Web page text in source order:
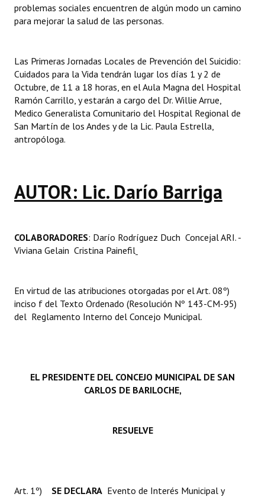
problemas sociales encuentren de algún modo un camino
para mejorar la salud de las personas.
Las Primeras Jornadas Locales de Prevención del Suicidio:
Cuidados para la Vida tendrán lugar los días 1 y 2 de
Octubre, de 11 a 18 horas, en el Aula Magna del Hospital
Ramón Carrillo, y estarán a cargo del Dr. Willie Arrue,
Medico Generalista Comunitario del Hospital Regional de
San Martín de los Andes y de la Lic. Paula Estrella,
antropóloga.
AUTOR: Lic. Darío Barriga
COLABORADORES: Darío Rodríguez Duch  Concejal ARI. -
Viviana Gelain  Cristina Painefil
En virtud de las atribuciones otorgadas por el Art. 08º)
inciso f del Texto Ordenado (Resolución Nº 143-CM-95)
del Reglamento Interno del Concejo Municipal.
EL PRESIDENTE DEL CONCEJO MUNICIPAL DE SAN
CARLOS DE BARILOCHE,
RESUELVE
Art. 1º)  SE DECLARA Evento de Interés Municipal y